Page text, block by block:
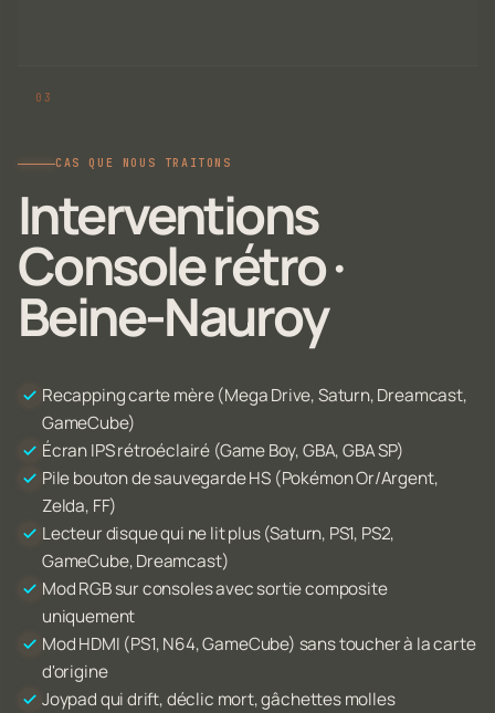
CAS QUE NOUS TRAITONS
Interventions
Console rétro ·
Beine-Nauroy
Recapping carte mère (Mega Drive, Saturn, Dreamcast,
GameCube)
Écran IPS rétroéclairé (Game Boy, GBA, GBA SP)
Pile bouton de sauvegarde HS (Pokémon Or/Argent,
Zelda, FF)
Lecteur disque qui ne lit plus (Saturn, PS1, PS2,
GameCube, Dreamcast)
Mod RGB sur consoles avec sortie composite
uniquement
Mod HDMI (PS1, N64, GameCube) sans toucher à la carte
d'origine
Joypad qui drift, déclic mort, gâchettes molles